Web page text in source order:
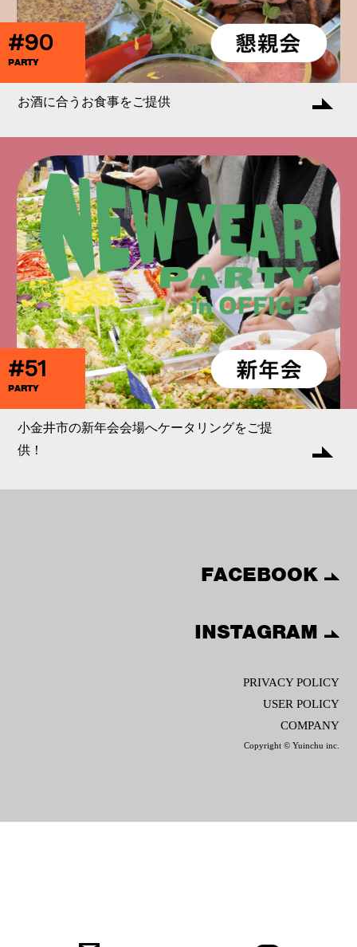
#90
PARTY
お酒に合うお食事をご提供
#51
PARTY
小金井市の新年会会場へケータリングをご提
供！
FACEBOOK
INSTAGRAM
PRIVACY POLICY
USER POLICY
COMPANY
Copyright © Yuinchu inc.